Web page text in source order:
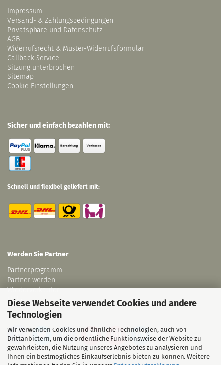
Diese Webseite verwendet Cookies und andere
Technologien
Wir verwenden Cookies und ähnliche Technologien, auch von
Drittanbietern, um die ordentliche Funktionsweise der Website zu
gewährleisten, die Nutzung unseres Angebotes zu analysieren und
Ihnen ein bestmögliches Einkaufserlebnis bieten zu können. Weitere
Impressum
Versand- & Zahlungsbedingungen
Privatsphäre und Datenschutz
AGB
Widerrufsrecht & Muster-Widerrufsformular
Callback Service
Sitzung unterbrochen
Sitemap
Cookie Einstellungen
Sicher und einfach bezahlen mit:
Schnell und flexibel geliefert mit:
Werden Sie Partner
Partnerprogramm
Partner werden
Wiederverkäufer
Links